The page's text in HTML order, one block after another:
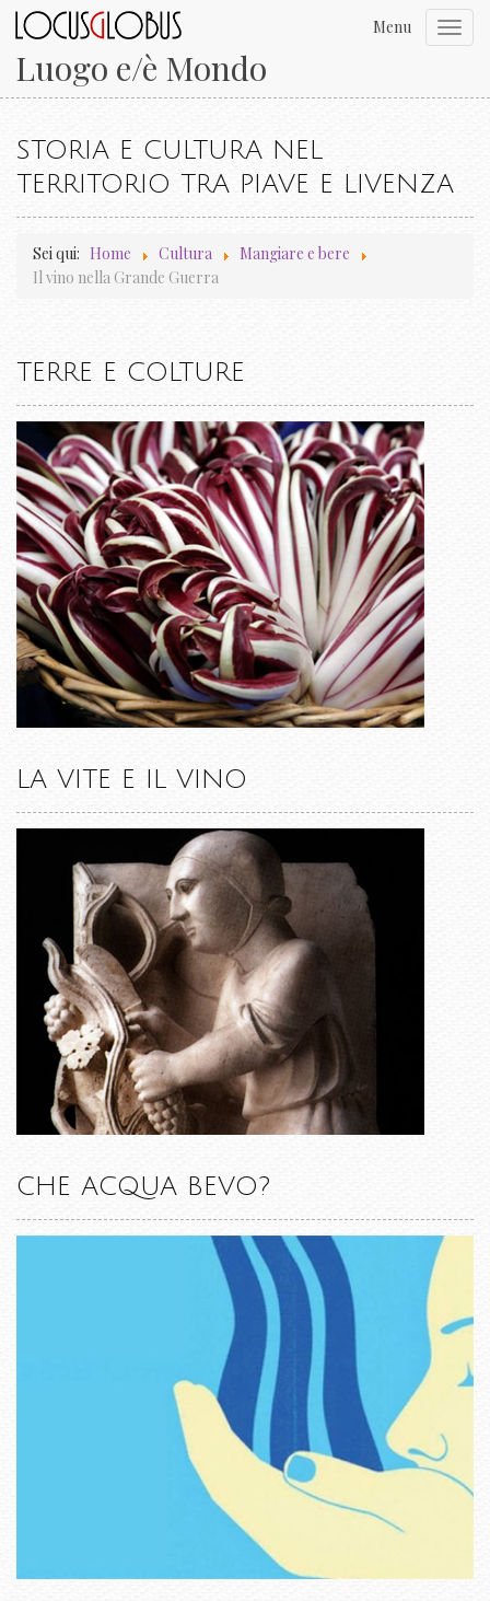
Luogo e/è Mondo
Menu
STORIA E CULTURA NEL
TERRITORIO TRA PIAVE E LIVENZA
Sei qui: Home Cultura
Mangiare e bere
Il vino nella Grande Guerra
TERRE E COLTURE
LA VITE E IL VINO
CHE ACQUA BEVO?